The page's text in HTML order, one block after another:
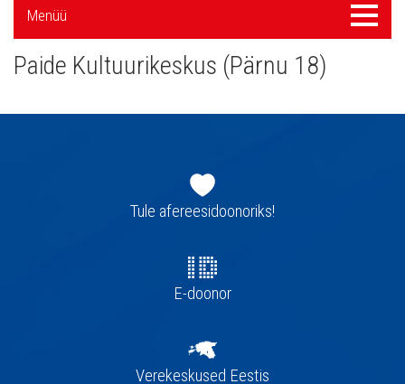
navigatsioon
Menüü
Menüü
Paide Kultuurikeskus (Pärnu 18)
navigatsioonTule afereesidoonoriks!
E-doonor
Verekeskused Eestis